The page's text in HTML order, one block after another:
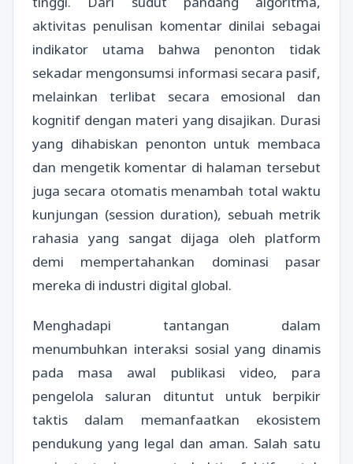
aktivitas penulisan komentar dinilai sebagai
indikator utama bahwa penonton tidak
sekadar mengonsumsi informasi secara pasif,
melainkan terlibat secara emosional dan
kognitif dengan materi yang disajikan. Durasi
yang dihabiskan penonton untuk membaca
dan mengetik komentar di halaman tersebut
juga secara otomatis menambah total waktu
kunjungan (session duration), sebuah metrik
rahasia yang sangat dijaga oleh platform
demi mempertahankan dominasi pasar
mereka di industri digital global.
Menghadapi tantangan dalam
menumbuhkan interaksi sosial yang dinamis
pada masa awal publikasi video, para
pengelola saluran dituntut untuk berpikir
taktis dalam memanfaatkan ekosistem
pendukung yang legal dan aman. Salah satu